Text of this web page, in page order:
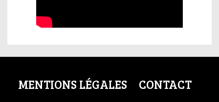
MENTIONS LÉGALES CONTACT